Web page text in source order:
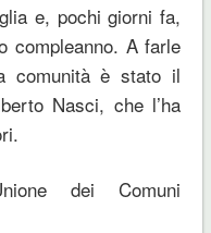
e, pochi giorni fa,
compleanno. A farle
comunità è stato il
Nasci, che l’ha
dei Comuni